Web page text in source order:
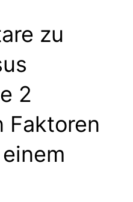
zu
2
Faktoren